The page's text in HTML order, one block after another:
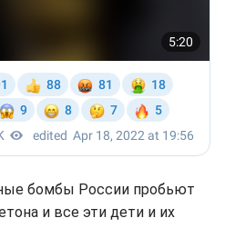
бомбы России пробьют
и все эти дети и их